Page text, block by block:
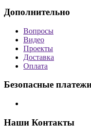
Дополнительно
Вопросы
Видео
Проекты
Доставка
Оплата
Безопасные
Наши Контакты